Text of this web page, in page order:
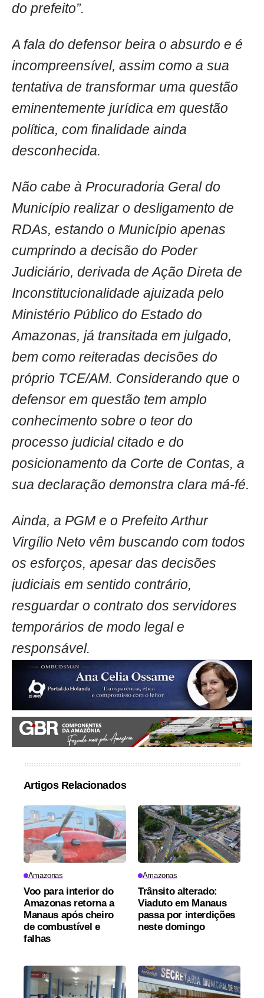
do prefeito”.
A fala do defensor beira o absurdo e é
incompreensível, assim como a sua
tentativa de transformar uma questão
eminentemente jurídica em questão
política, com finalidade ainda
desconhecida.
Não cabe à Procuradoria Geral do
Município realizar o desligamento de
RDAs, estando o Município apenas
cumprindo a decisão do Poder
Judiciário, derivada de Ação Direta de
Inconstitucionalidade ajuizada pelo
Ministério Público do Estado do
Amazonas, já transitada em julgado,
bem como reiteradas decisões do
próprio TCE/AM. Considerando que o
defensor em questão tem amplo
conhecimento sobre o teor do
processo judicial citado e do
posicionamento da Corte de Contas, a
sua declaração demonstra clara má-fé.
Ainda, a PGM e o Prefeito Arthur
Virgílio Neto vêm buscando com todos
os esforços, apesar das decisões
judiciais em sentido contrário,
resguardar o contrato dos servidores
temporários de modo legal e
responsável.
Artigos Relacionados
Amazonas
Voo para interior do
Amazonas retorna a
Manaus após cheiro
de combustível e
falhas
Amazonas
Trânsito alterado:
Viaduto em Manaus
passa por interdições
neste domingo